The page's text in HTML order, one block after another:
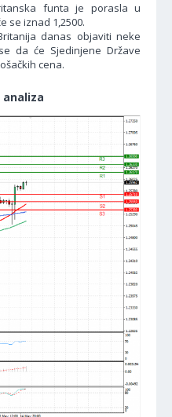
funta je porasla u
se iznad 1,2500.
danas objaviti neke
da će Sjedinjene Države
cena.
analiza